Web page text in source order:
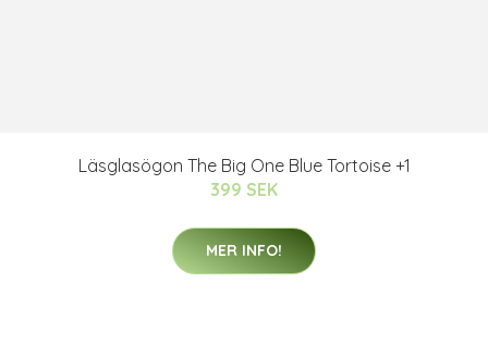
Läsglasögon The Big One Blue Tortoise +1
399 SEK
MER INFO!